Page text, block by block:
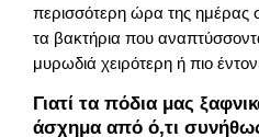
περισσότερη ώρα της ημέρας
τα βακτήρια που
μυρωδιά χειρότερη ή πιο
Γιατί τα πόδια μας
άσχημα από ό,τι